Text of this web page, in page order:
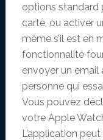
options standard
carte, ou activer
même s’il est en
fonctionnalité
envoyer un
personne qui
Vous pouvez
votre Apple
L’application